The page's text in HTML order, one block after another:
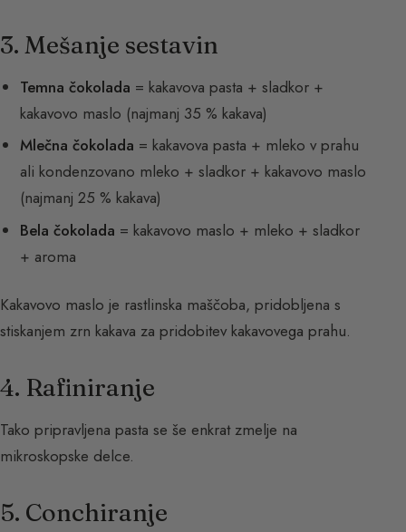
3. Mešanje sestavin
Temna čokolada = kakavova pasta + sladkor +
kakavovo maslo (najmanj 35 % kakava)
Mlečna čokolada = kakavova pasta + mleko v prahu
ali kondenzovano mleko + sladkor + kakavovo maslo
(najmanj 25 % kakava)
Bela čokolada = kakavovo maslo + mleko + sladkor
+ aroma
Kakavovo maslo je rastlinska maščoba, pridobljena s
stiskanjem zrn kakava za pridobitev kakavovega prahu.
4. Rafiniranje
Tako pripravljena pasta se še enkrat zmelje na
mikroskopske delce.
5. Conchiranje